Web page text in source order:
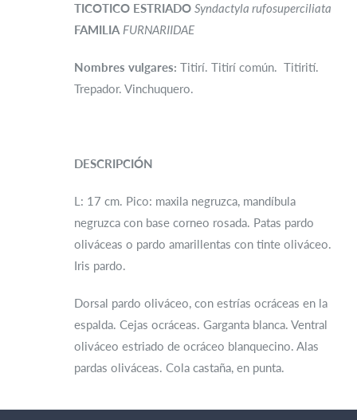
TICOTICO ESTRIADO Syndactyla rufosuperciliata
FAMILIA FURNARIIDAE
Nombres vulgares: Titirí. Titirí común. Titirití.
Trepador. Vinchuquero.
DESCRIPCIÓN
L: 17 cm. Pico: maxila negruzca, mandíbula
negruzca con base corneo rosada. Patas pardo
oliváceas o pardo amarillentas con tinte oliváceo.
Iris pardo.
Dorsal pardo oliváceo, con estrías ocráceas en la
espalda. Cejas ocráceas. Garganta blanca. Ventral
oliváceo estriado de ocráceo blanquecino. Alas
pardas oliváceas. Cola castaña, en punta.